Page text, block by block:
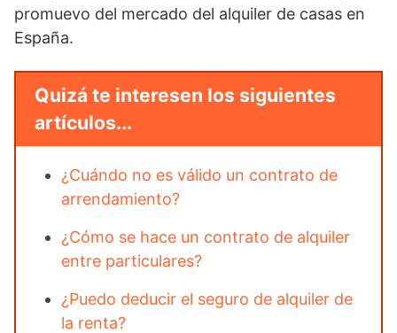
promuevo del mercado del alquiler de casas en
España.
Quizá te interesen los siguientes
artículos...
¿Cuándo no es válido un contrato de
arrendamiento?
¿Cómo se hace un contrato de alquiler
entre particulares?
¿Puedo deducir el seguro de alquiler de
la renta?